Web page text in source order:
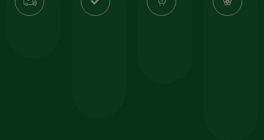
gratuit
calitate